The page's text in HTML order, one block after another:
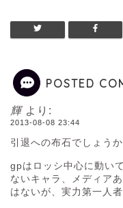
POSTED
輝 より:
2013-08-08 23:44
引退への布石でしょうか
gpはロッシ中心に動い
ないキャラ、メディア
はないが、実力第一人者